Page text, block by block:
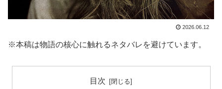
2026.06.12
※本稿は物語の核心に触れるネタバレを避けています。
目次